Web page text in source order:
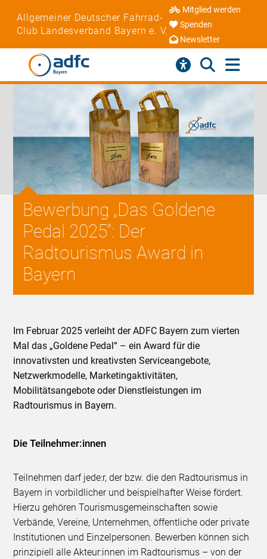
Allgemeiner Deutscher Fahrrad-
Club Landesverband Bayern e. V.
Mitglied werden
Spenden
Newsletter
Bewerbung „Das Goldene
Pedal 2025“: Der
Radtourismus Award in
Bayern
Im Februar 2025 verleiht der ADFC Bayern zum vierten
Mal das „Goldene Pedal“ – ein Award für die
innovativsten und kreativsten Serviceangebote,
Netzwerkmodelle, Marketingaktivitäten,
Mobilitätsangebote oder Dienstleistungen im
Radtourismus in Bayern.
Die Teilnehmer:innen
Teilnehmen darf jede:r, der bzw. die den Radtourismus in
Bayern in vorbildlicher und beispielhafter Weise fördert.
Hierzu gehören Tourismusgemeinschaften sowie
Verbände, Vereine, Unternehmen, öffentliche oder private
Institutionen und Einzelpersonen. Bewerben können sich
prinzipiell alle Akteur:innen im Radtourismus – von der